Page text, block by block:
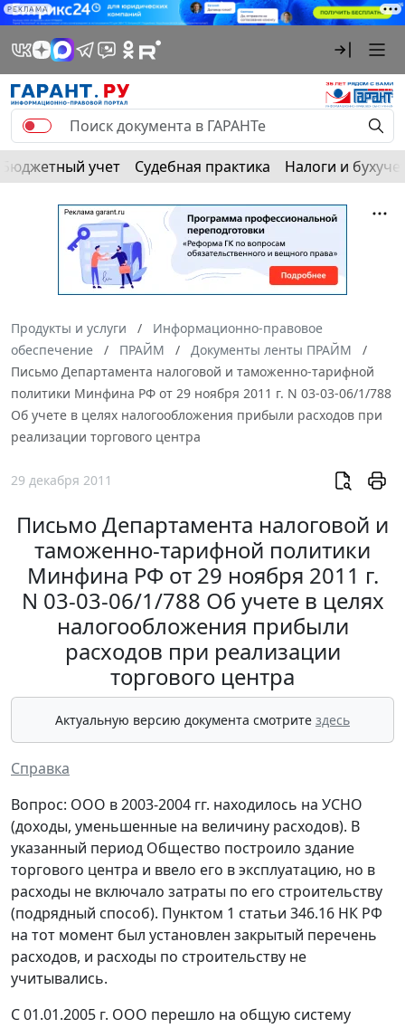
РЕКЛАМА
Бюджетный учет Судебная практика Налоги и
Продукты и услуги
Информационно-правовое
обеспечение
ПРАЙМ
Документы ленты ПРАЙМ
Письмо Департамента налоговой и таможенно-тарифной
политики Минфина РФ от 29 ноября 2011 г. N 03-03-06/1/788
Об учете в целях налогообложения прибыли расходов при
реализации торгового центра
29 декабря 2011
Письмо Департамента налоговой и
таможенно-тарифной политики
Минфина РФ от 29 ноября 2011 г.
N 03-03-06/1/788 Об учете в целях
налогообложения прибыли
расходов при реализации
торгового центра
Актуальную версию документа смотрите здесь
Справка
Вопрос: ООО в 2003-2004 гг. находилось на УСНО
(доходы, уменьшенные на величину расходов). В
указанный период Общество построило здание
торгового центра и ввело его в эксплуатацию, но в
расходы не включало затраты по его строительству
(подрядный способ). Пунктом 1 статьи 346.16 НК РФ
на тот момент был установлен закрытый перечень
расходов, и расходы по строительству не
учитывались.
С 01.01.2005 г. ООО перешло на общую систему